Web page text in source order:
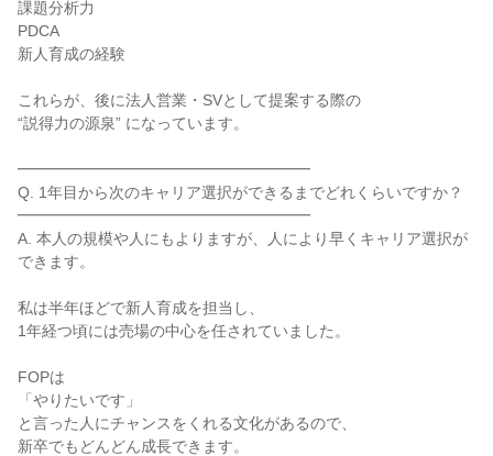
課題分析力
PDCA
新人育成の経験
これらが、後に法人営業・SVとして提案する際の
“説得力の源泉” になっています。
━━━━━━━━━━━━━━━━━━━
Q. 1年目から次のキャリア選択ができるまでどれくらいですか？
━━━━━━━━━━━━━━━━━━━
A. 本人の規模や人にもよりますが、人により早くキャリア選択が
できます。
私は半年ほどで新人育成を担当し、
1年経つ頃には売場の中心を任されていました。
FOPは
「やりたいです」
と言った人にチャンスをくれる文化があるので、
新卒でもどんどん成長できます。